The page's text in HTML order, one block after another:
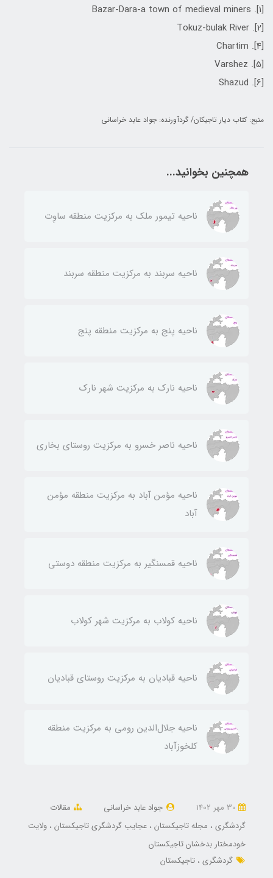
[1]. Bazar-Dara-a town of medieval miners
[2]. Tokuz-bulak River
[4]. Chartim
[5]. Varshez
[6]. Shazud
منبع: کتاب دیار تاجیکان/ گردآورنده: جواد عابد خراسانی
همچنین بخوانید...
ناحيه تيمور ملك به مركزيت منطقه ساوِت
ناحيه سربند به مركزيت منطقه سربند
ناحيه پنج به مركزيت منطقه پنج
ناحيه نارك به مركزيت شهر نارك
ناحيه ناصر خسرو به مركزيت روستای بخاری
ناحيه مؤمن آباد به مركزيت منطقه مؤمن
آباد
ناحيه قمسنگير به مركزيت منطقه دوستی
ناحيه كولاب به مركزيت شهر كولاب
ناحيه قباديان به مركزيت روستای قباديان
ناحيه جلال‌الدين رومی به مركزيت منطقه
كلخوزآباد
جواد عابد خراسانی
مقالات
گردشگری
مجله تاجیکستان عجایب گردشگری تاجیکستان ولایت
خودمختار بدخشان تاجیکستان
گردشگری تاجیکستان